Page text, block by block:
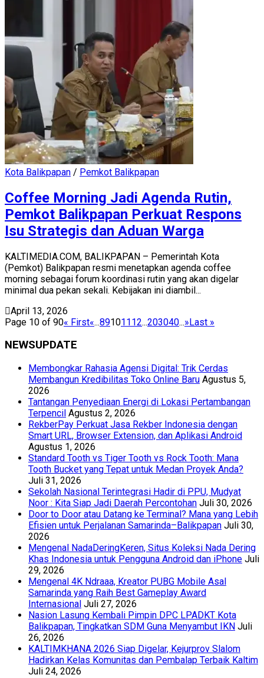
Kota Balikpapan / Pemkot Balikpapan
Coffee Morning Jadi Agenda Rutin,
Pemkot Balikpapan Perkuat Respons
Isu Strategis dan Aduan Warga
KALTIMEDIA.COM, BALIKPAPAN – Pemerintah Kota
(Pemkot) Balikpapan resmi menetapkan agenda coffee
morning sebagai forum koordinasi rutin yang akan digelar
minimal dua pekan sekali. Kebijakan ini diambil...
April 13, 2026
Page 10 of 90« First«...89101112...203040...»Last »
NEWSUPDATE
Membongkar Rahasia Agensi Digital: Trik Cerdas
Membangun Kredibilitas Toko Online Baru Agustus 5,
2026
Tantangan Penyediaan Energi di Lokasi Pertambangan
Terpencil Agustus 2, 2026
RekberPay Perkuat Jasa Rekber Indonesia dengan
Smart URL, Browser Extension, dan Aplikasi Android
Agustus 1, 2026
Standard Tooth vs Tiger Tooth vs Rock Tooth: Mana
Tooth Bucket yang Tepat untuk Medan Proyek Anda?
Juli 31, 2026
Sekolah Nasional Terintegrasi Hadir di PPU, Mudyat
Noor : Kita Siap Jadi Daerah Percontohan Juli 30, 2026
Door to Door atau Datang ke Terminal? Mana yang Lebih
Efisien untuk Perjalanan Samarinda–Balikpapan Juli 30,
2026
Mengenal NadaDeringKeren, Situs Koleksi Nada Dering
Khas Indonesia untuk Pengguna Android dan iPhone Juli
29, 2026
Mengenal 4K Ndraaa, Kreator PUBG Mobile Asal
Samarinda yang Raih Best Gameplay Award
Internasional Juli 27, 2026
Nasion Lasung Kembali Pimpin DPC LPADKT Kota
Balikpapan, Tingkatkan SDM Guna Menyambut IKN Juli
26, 2026
KALTIMKHANA 2026 Siap Digelar, Kejurprov Slalom
Hadirkan Kelas Komunitas dan Pembalap Terbaik Kaltim
Juli 24, 2026